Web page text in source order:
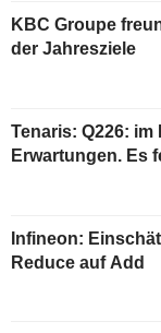
KBC Groupe
der Jahresziele
Tenaris: Q226: im
Erwartungen. Es
Infineon:
Reduce auf Add